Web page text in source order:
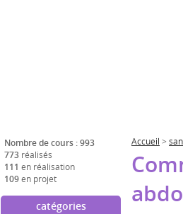
Nombre de cours : 993
773 réalisés
111 en réalisation
109en projet
catégories
Accueil >